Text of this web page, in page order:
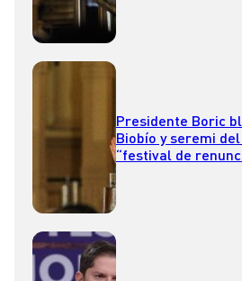
Presidente Boric
Biobío y seremi
“festival de